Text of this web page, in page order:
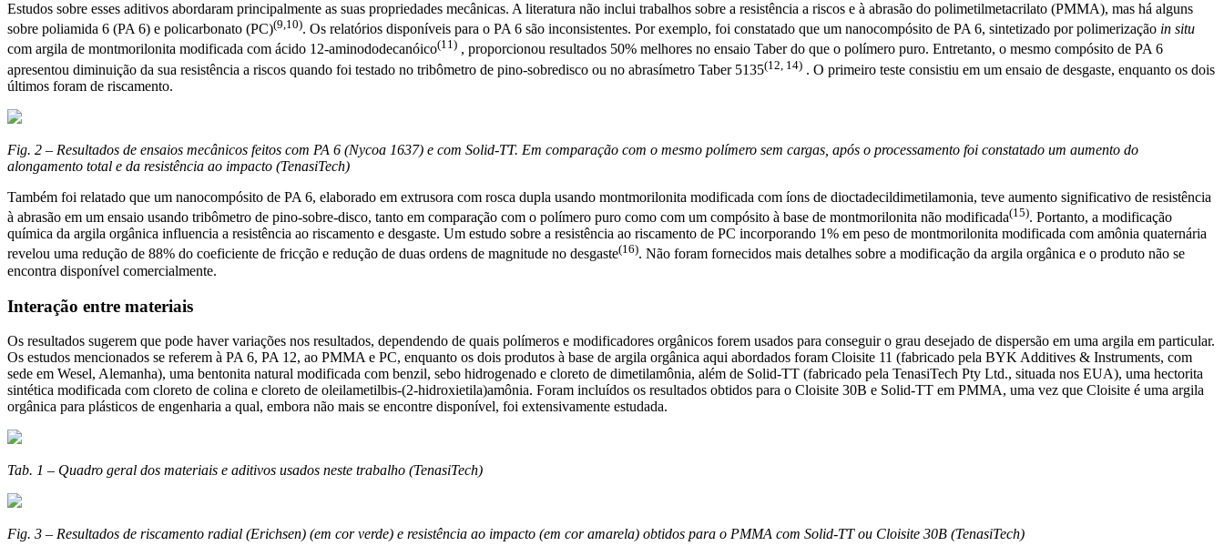
Estudos sobre esses aditivos abordaram principalmente as suas propriedades mecânicas. A literatura não inclui trabalhos sobre a resistência a riscos e à abrasão do polimetilmetacrilato (PMMA), mas há alguns
sobre poliamida 6 (PA 6) e policarbonato (PC)(9,10). Os relatórios disponíveis para o PA 6 são inconsistentes. Por exemplo, foi constatado que um nanocompósito de PA 6, sintetizado por polimerização in situ
com argila de montmorilonita modificada com ácido 12-aminododecanóico(11) , proporcionou resultados 50% melhores no ensaio Taber do que o polímero puro. Entretanto, o mesmo compósito de PA 6
apresentou diminuição da sua resistência a riscos quando foi testado no tribômetro de pino-sobredisco ou no abrasímetro Taber 5135(12, 14) . O primeiro teste consistiu em um ensaio de desgaste, enquanto os dois
últimos foram de riscamento.
Fig. 2 – Resultados de ensaios mecânicos feitos com PA 6 (Nycoa 1637) e com Solid-TT. Em comparação com o mesmo polímero sem cargas, após o processamento foi constatado um aumento do
alongamento total e da resistência ao impacto (TenasiTech)
Também foi relatado que um nanocompósito de PA 6, elaborado em extrusora com rosca dupla usando montmorilonita modificada com íons de dioctadecildimetilamonia, teve aumento significativo de resistência
à abrasão em um ensaio usando tribômetro de pino-sobre-disco, tanto em comparação com o polímero puro como com um compósito à base de montmorilonita não modificada(15). Portanto, a modificação
química da argila orgânica influencia a resistência ao riscamento e desgaste. Um estudo sobre a resistência ao riscamento de PC incorporando 1% em peso de montmorilonita modificada com amônia quaternária
revelou uma redução de 88% do coeficiente de fricção e redução de duas ordens de magnitude no desgaste(16). Não foram fornecidos mais detalhes sobre a modificação da argila orgânica e o produto não se
encontra disponível comercialmente.
Interação entre materiais
Os resultados sugerem que pode haver variações nos resultados, dependendo de quais polímeros e modificadores orgânicos forem usados para conseguir o grau desejado de dispersão em uma argila em particular.
Os estudos mencionados se referem à PA 6, PA 12, ao PMMA e PC, enquanto os dois produtos à base de argila orgânica aqui abordados foram Cloisite 11 (fabricado pela BYK Additives & Instruments, com
sede em Wesel, Alemanha), uma bentonita natural modificada com benzil, sebo hidrogenado e cloreto de dimetilamônia, além de Solid-TT (fabricado pela TenasiTech Pty Ltd., situada nos EUA), uma hectorita
sintética modificada com cloreto de colina e cloreto de oleilametilbis-(2-hidroxietila)amônia. Foram incluídos os resultados obtidos para o Cloisite 30B e Solid-TT em PMMA, uma vez que Cloisite é uma argila
orgânica para plásticos de engenharia a qual, embora não mais se encontre disponível, foi extensivamente estudada.
Tab. 1 – Quadro geral dos materiais e aditivos usados neste trabalho (TenasiTech)
Fig. 3 – Resultados de riscamento radial (Erichsen) (em cor verde) e resistência ao impacto (em cor amarela) obtidos para o PMMA com Solid-TT ou Cloisite 30B (TenasiTech)